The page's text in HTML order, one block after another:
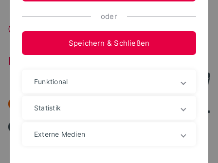
Campus Foundery OWL
Das Gründungszentrum der TH OWL
oder
Speichern & Schließen
Funktional
Statistik
Externe Medien